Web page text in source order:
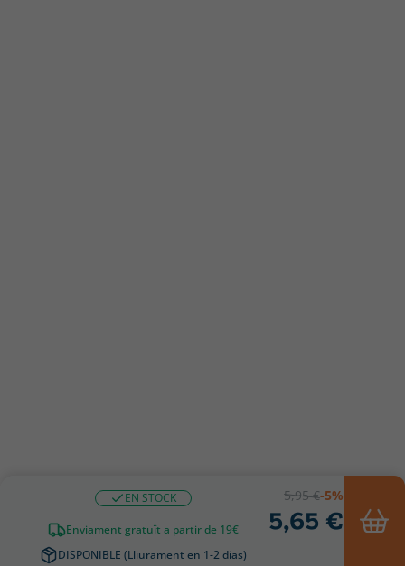
EN STOCK
Enviament gratuït a partir de 19€
DISPONIBLE (Lliurament en 1-2 dias)
5,95 €-5%
5,65 €